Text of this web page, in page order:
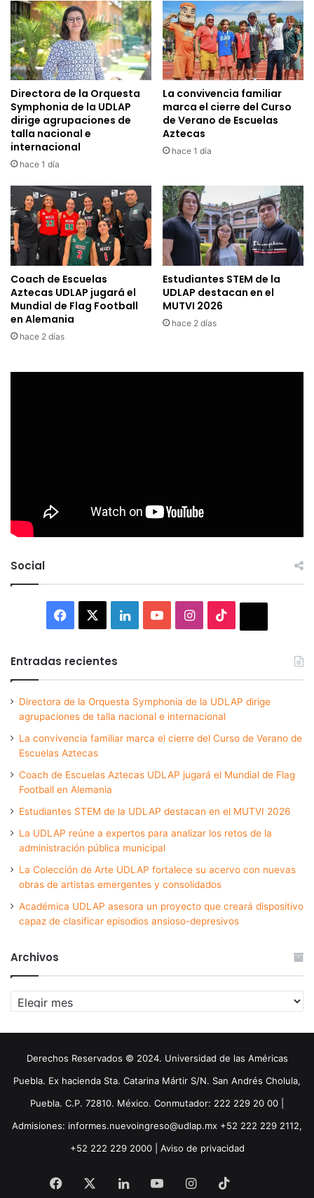
Directora de la Orquesta
Symphonia de la UDLAP
dirige agrupaciones de
talla nacional e
internacional
hace 1 día
La convivencia familiar
marca el cierre del Curso
de Verano de Escuelas
Aztecas
hace 1 día
Coach de Escuelas
Aztecas UDLAP jugará el
Mundial de Flag Football
en Alemania
hace 2 días
Estudiantes STEM de la
UDLAP destacan en el
MUTVI 2026
hace 2 días
Social
Facebook LinkedInYouTubeInstagram
Entradas recientes
Directora de la Orquesta Symphonia de la UDLAP dirige
agrupaciones de talla nacional e internacional
La convivencia familiar marca el cierre del Curso de Verano de
Escuelas Aztecas
Coach de Escuelas Aztecas UDLAP jugará el Mundial de Flag
Football en Alemania
Estudiantes STEM de la UDLAP destacan en el MUTVI 2026
La UDLAP reúne a expertos para analizar los retos de la
administración pública municipal
La Colección de Arte UDLAP fortalece su acervo con nuevas
obras de artistas emergentes y consolidados
Académica UDLAP asesora un proyecto que creará dispositivo
capaz de clasificar episodios ansioso-depresivos
Archivos
Archivos
Derechos Reservados © 2024. Universidad de las Américas
Puebla. Ex hacienda Sta. Catarina Mártir S/N. San Andrés Cholula,
Puebla. C.P. 72810. México. Conmutador: 222 229 20 00 |
Admisiones: informes.nuevoingreso@udlap.mx +52 222 229 2112,
+52 222 229 2000 | Aviso de privacidad
Facebook LinkedInYouTubeInstagram